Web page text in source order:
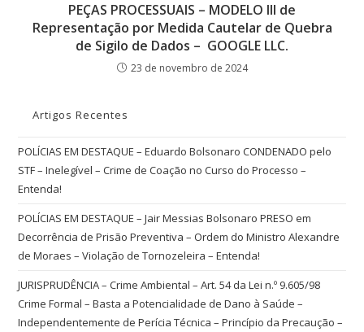
PEÇAS PROCESSUAIS – MODELO III de
Representação por Medida Cautelar de Quebra
de Sigilo de Dados – GOOGLE LLC.
23 de novembro de 2024
Artigos Recentes
POLÍCIAS EM DESTAQUE – Eduardo Bolsonaro CONDENADO pelo
STF – Inelegível – Crime de Coação no Curso do Processo –
Entenda!
POLÍCIAS EM DESTAQUE – Jair Messias Bolsonaro PRESO em
Decorrência de Prisão Preventiva – Ordem do Ministro Alexandre
de Moraes – Violação de Tornozeleira – Entenda!
JURISPRUDÊNCIA – Crime Ambiental – Art. 54 da Lei n.º 9.605/98
Crime Formal – Basta a Potencialidade de Dano à Saúde –
Independentemente de Perícia Técnica – Princípio da Precaução –